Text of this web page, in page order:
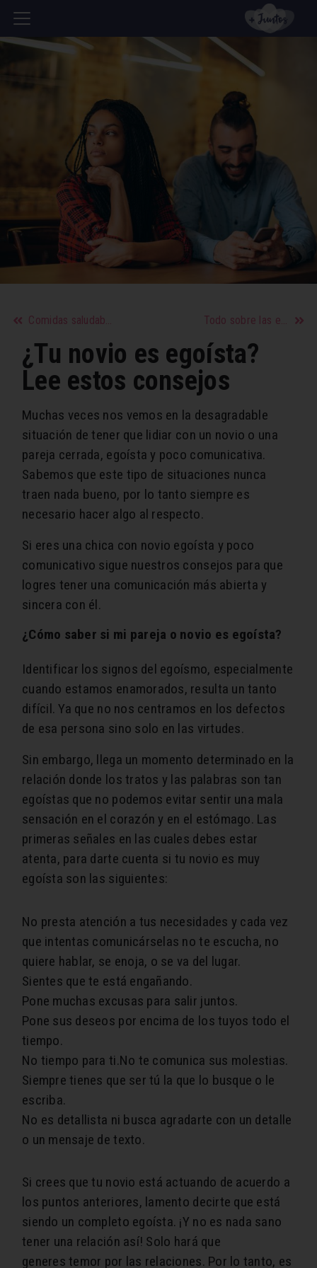
Comidas saludables y nutritivas para niños de 1 a 3 años Todo sobre las enfermedades en las uñas
¿Tu novio es egoísta?
Lee estos consejos
Muchas veces nos vemos en la desagradable
situación de tener que lidiar con un novio o una
pareja cerrada, egoísta y poco comunicativa.
Sabemos que este tipo de situaciones nunca
traen nada bueno, por lo tanto siempre es
necesario hacer algo al respecto.
Si eres una chica con novio egoísta y poco
comunicativo sigue nuestros consejos para que
logres tener una comunicación más abierta y
sincera con él.
¿Cómo saber si mi pareja o novio es egoísta?
Identificar los signos del egoísmo, especialmente
cuando estamos enamorados, resulta un tanto
difícil. Ya que no nos centramos en los defectos
de esa persona sino solo en las virtudes.
Sin embargo, llega un momento determinado en la
relación donde los tratos y las palabras son tan
egoístas que no podemos evitar sentir una mala
sensación en el corazón y en el estómago. Las
primeras señales en las cuales debes estar
atenta, para darte cuenta si tu novio es muy
egoísta son las siguientes:
No presta atención a tus necesidades y cada vez
que intentas comunicárselas no te escucha, no
quiere hablar, se enoja, o se va del lugar.
Sientes que te está engañando.
Pone muchas excusas para salir juntos.
Pone sus deseos por encima de los tuyos todo el
tiempo.
No tiempo para ti.No te comunica sus molestias.
Siempre tienes que ser tú la que lo busque o le
escriba.
No es detallista ni busca agradarte con un detalle
o un mensaje de texto.
Si crees que tu novio está actuando de acuerdo a
los puntos anteriores, lamento decirte que está
siendo un completo egoísta. ¡Y no es nada sano
tener una relación así! Solo hará que
generes temor por las relaciones. Por lo tanto, es